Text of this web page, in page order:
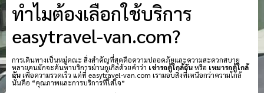
ทำไมต้องเลือกใช้บริการ
easytravel-van.com?
การเดินทางเป็นหมู่คณะ สิ่งสำคัญที่สุดคือความปลอดภัยและความสะดวกสบาย
หลายคนมักจะค้นหาบริการผ่านกูเกิลด้วยคำว่า เช่ารถตู้ใกล้ฉันหรือ เหมารถตู้ใกล้
ฉันเพื่อความรวดเร็ว แต่ที่ easytravel-van.com เรามอบสิ่งที่เหนือกว่าความใกล้
นั่นคือ “คุณภาพและการบริการที่ใส่ใจ”